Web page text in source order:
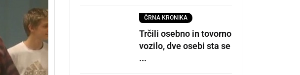
ČRNA KRONIKA
Trčili osebno in tovorno
vozilo, dve osebi sta se
...